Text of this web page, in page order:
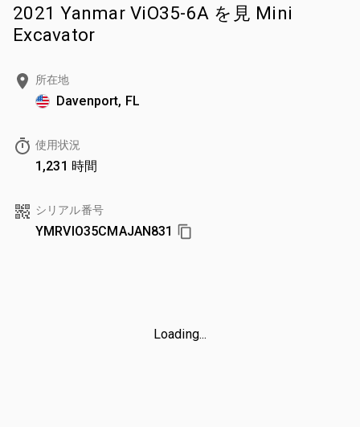
2021 Yanmar ViO35-6A を見 Mini
Excavator
所在地
Davenport, FL
使用状況
1,231 時間
シリアル番号
YMRVIO35CMAJAN831
Loading...